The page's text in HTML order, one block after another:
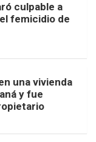
culpable a
femicidio de
una vivienda
y fue